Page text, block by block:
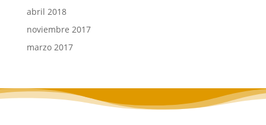
abril 2018
noviembre 2017
marzo 2017